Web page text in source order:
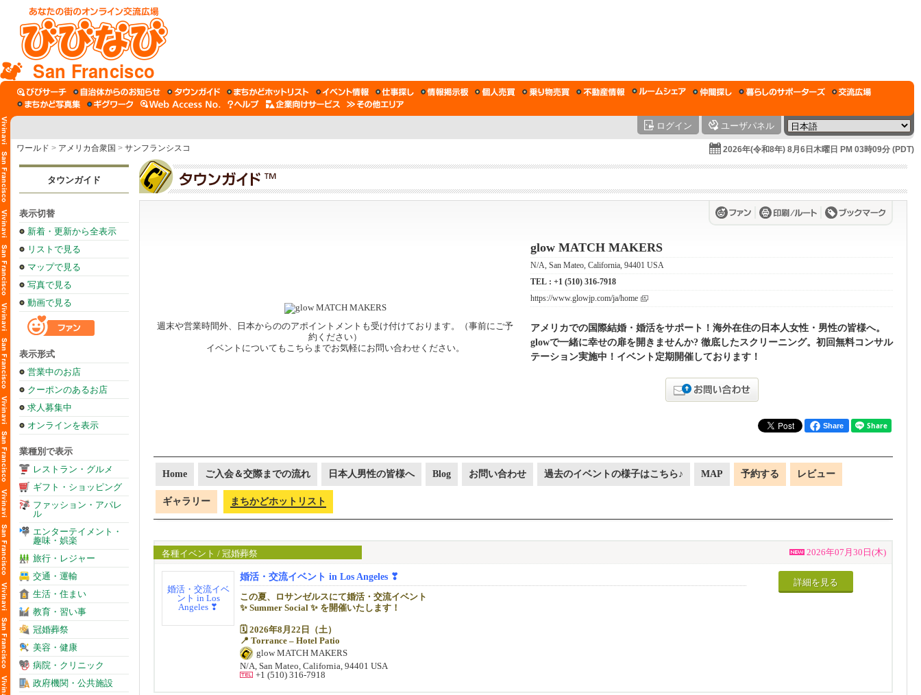
San Francisco
ログイン ユーザパネル
ワールド > アメリカ合衆国 > サンフランシスコ 2026年(令和8年) 8月6日木曜日 PM 03時09分 (PDT)
タウンガイド
表示切替
新着・更新から全表示
リストで見る
マップで見る
写真で見る
動画で見る
表示形式
営業中のお店
クーポンのあるお店
求人募集中
オンラインを表示
業種別で表示
レストラン・グルメ
ギフト・ショッピング
ファッション・アパレ
ル
エンターテイメント・
趣味・娯楽
旅行・レジャー
交通・運輸
生活・住まい
教育・習い事
冠婚葬祭
美容・健康
病院・クリニック
政府機関・公共施設
週末や営業時間外、日本からののアポイントメントも受け付けております。（事前にご予
約ください）
イベントについてもこちらまでお気軽にお問い合わせください。
glow MATCH MAKERS
N/A, San Mateo, California, 94401 USA
TEL : +1 (510) 316-7918
https://www.glowjp.com/ja/home
アメリカでの国際結婚・婚活をサポート！海外在住の日本人女性・男性の皆様へ。
glowで一緒に幸せの扉を開きませんか? 徹底したスクリーニング。初回無料コンサル
テーション実施中！イベント定期開催しております！
Share
Home ご入会＆交際までの流れ 日本人男性の皆様へ Blog お問い合わせ 過去のイベントの様子はこちら♪ MAP 予約する レビュー
ギャラリー まちかどホットリスト
各種イベント / 冠婚葬祭 2026年07月30日(木)
婚活・交流イベント in Los Angeles ❣
この夏、ロサンゼルスにて婚活・交流イベント
✨ Summer Social ✨ を開催いたします！
🗓️ 2026年8月22日（土）
📍 Torrance – Hotel Patio
夏の午後、開放感あふれる心地よい空間で、
自然と会話が広がるカジュアルな交流イベントです☀️
glow MATCH MAKERS
N/A, San Mateo, California, 94401 USA
+1 (510) 316-7918
詳細を見る